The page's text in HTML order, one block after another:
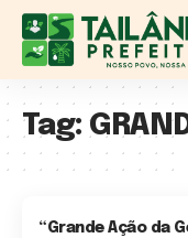
Tag:
“Grande Ação da